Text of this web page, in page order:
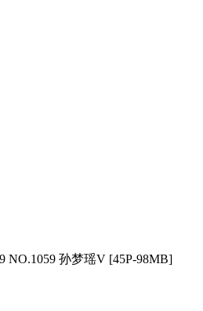
NO.1059 孙梦瑶V [45P-98MB]